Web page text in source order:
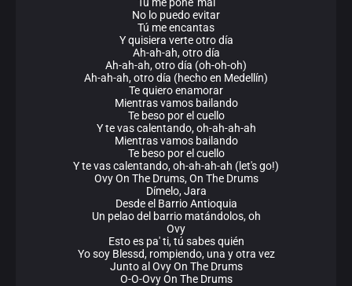
No lo puedo evitar
Tú me encantas
Y quisiera verte otro día
Ah-ah-ah, otro día
Ah-ah-ah, otro día (oh-oh-oh)
Ah-ah-ah, otro día (hecho en Medellín)
Te quiero enamorar
Mientras vamos bailando
Te beso por el cuello
Y te vas calentando, oh-ah-ah-ah
Mientras vamos bailando
Te beso por el cuello
Y te vas calentando, oh-ah-ah-ah (let's go!)
Ovy On The Drums, On The Drums
Dímelo, Jara
Desde el Barrio Antioquia
Un pelao del barrio matándolos, oh
Ovy
Esto es pa' ti, tú sabes quién
Yo soy Blessd, rompiendo, una y otra vez
Junto al Ovy On The Drums
O-O-Ovy On The Drums